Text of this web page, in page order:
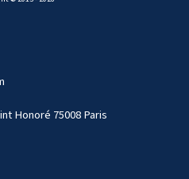
Honoré 75008 Paris